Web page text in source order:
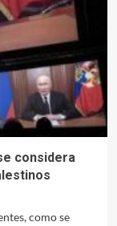
considera
como se